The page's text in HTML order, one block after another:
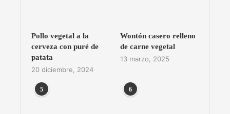
Pollo vegetal a la
cerveza con puré de
patata
20 diciembre, 2024
Wontón casero relleno
de carne vegetal
13 marzo, 2025
5 6